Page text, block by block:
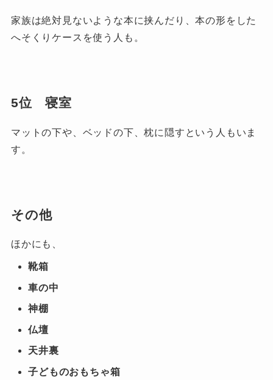
家族は絶対見ないような本に挟んだり、本の形をした
へそくりケースを使う人も。
5位 寝室
マットの下や、ベッドの下、枕に隠すという人もいま
す。
その他
ほかにも、
靴箱
車の中
神棚
仏壇
天井裏
子どものおもちゃ箱